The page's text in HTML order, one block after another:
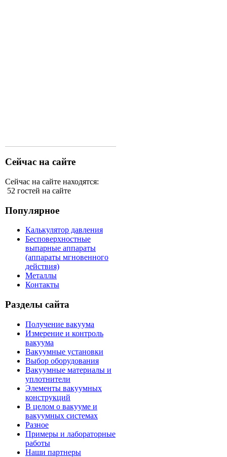
Сейчас на сайте
Сейчас на сайте находятся:
52 гостей на сайте
Популярное
Калькулятор давления
Бесповерхностные
выпарные аппараты
(аппараты мгновенного
действия)
Металлы
Контакты
Разделы сайта
Получение вакуума
Измерение и контроль
вакуума
Вакуумные установки
Выбор оборудования
Вакуумные материалы и
уплотнители
Элементы вакуумных
конструкций
В целом о вакууме и
вакуумных системах
Разное
Примеры и лабораторные
работы
Наши партнеры